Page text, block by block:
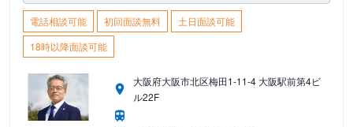
電話相談可能 初回面談無料
土日面談可能
18時以降面談可能
大阪府大阪市北区梅田1-11-4 大阪駅前第4ビ
ル22F